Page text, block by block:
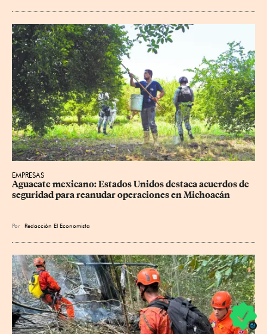
EMPRESAS
Aguacate mexicano: Estados Unidos destaca acuerdos de
seguridad para reanudar operaciones en Michoacán
Por Redacción El Economista